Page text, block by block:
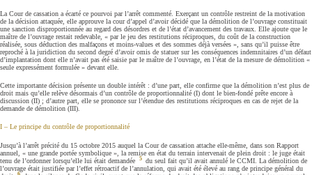
La Cour de cassation a écarté ce pourvoi par l’arrêt commenté. Exerçant un contrôle restreint de la motivation
de la décision attaquée, elle approuve la cour d’appel d’avoir décidé que la démolition de l’ouvrage constituait
une sanction disproportionnée au regard des désordres et de l’état d’avancement des travaux. Elle ajoute que le
maître de l’ouvrage restait redevable, « par le jeu des restitutions réciproques, du coût de la construction
réalisée, sous déduction des malfaçons et moins-values et des sommes déjà versées », sans qu’il puisse être
reproché à la juridiction du second degré d’avoir omis de statuer sur les conséquences indemnitaires d’un défaut
d’implantation dont elle n’avait pas été saisie par le maître de l’ouvrage, en l’état de la mesure de démolition «
seule expressément formulée » devant elle.
Cette importante décision présente un double intérêt : d’une part, elle confirme que la démolition n’est plus de
droit mais qu’elle relève désormais d’un contrôle de proportionnalité (I) dont le bien-fondé prête encore à
discussion (II) ; d’autre part, elle se prononce sur l’étendue des restitutions réciproques en cas de rejet de la
demande de démolition (III).
I – Le principe du contrôle de proportionnalité
Jusqu’à l’arrêt précité du 15 octobre 2015 auquel la Cour de cassation attache elle-même, dans son Rapport
annuel, « une grande portée symbolique », la remise en état du terrain intervenait de plein droit : le juge était
tenu de l’ordonner lorsqu’elle lui était demandée
5 du seul fait qu’il avait annulé le CCMI. La démolition de
l’ouvrage était justifiée par l’effet rétroactif de l’annulation, qui avait été élevé au rang de principe général du